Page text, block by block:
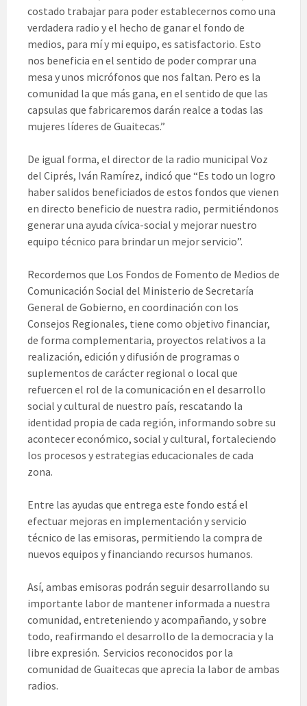
costado trabajar para poder establecernos como una
verdadera radio y el hecho de ganar el fondo de
medios, para mí y mi equipo, es satisfactorio. Esto
nos beneficia en el sentido de poder comprar una
mesa y unos micrófonos que nos faltan. Pero es la
comunidad la que más gana, en el sentido de que las
capsulas que fabricaremos darán realce a todas las
mujeres líderes de Guaitecas.”
De igual forma, el director de la radio municipal Voz
del Ciprés, Iván Ramírez, indicó que “Es todo un logro
haber salidos beneficiados de estos fondos que vienen
en directo beneficio de nuestra radio, permitiéndonos
generar una ayuda cívica-social y mejorar nuestro
equipo técnico para brindar un mejor servicio”.
Recordemos que Los Fondos de Fomento de Medios de
Comunicación Social del Ministerio de Secretaría
General de Gobierno, en coordinación con los
Consejos Regionales, tiene como objetivo financiar,
de forma complementaria, proyectos relativos a la
realización, edición y difusión de programas o
suplementos de carácter regional o local que
refuercen el rol de la comunicación en el desarrollo
social y cultural de nuestro país, rescatando la
identidad propia de cada región, informando sobre su
acontecer económico, social y cultural, fortaleciendo
los procesos y estrategias educacionales de cada
zona.
Entre las ayudas que entrega este fondo está el
efectuar mejoras en implementación y servicio
técnico de las emisoras, permitiendo la compra de
nuevos equipos y financiando recursos humanos.
Así, ambas emisoras podrán seguir desarrollando su
importante labor de mantener informada a nuestra
comunidad, entreteniendo y acompañando, y sobre
todo, reafirmando el desarrollo de la democracia y la
libre expresión. Servicios reconocidos por la
comunidad de Guaitecas que aprecia la labor de ambas
radios.